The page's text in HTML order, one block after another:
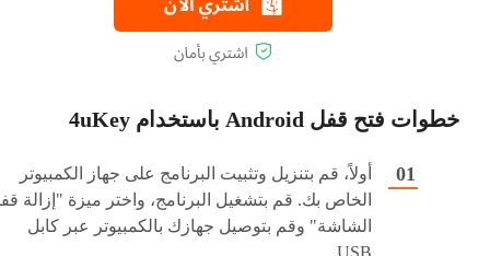
خطوات فتح قفل Android باستخدام 4uKey
أولاً، قم بتنزيل وتثبيت البرنامج على جهاز الكمبيوتر
الخاص بك. قم بتشغيل البرنامج، واختر ميزة "إزالة
الشاشة" وقم بتوصيل جهازك بالكمبيوتر عبر كابل
USB.